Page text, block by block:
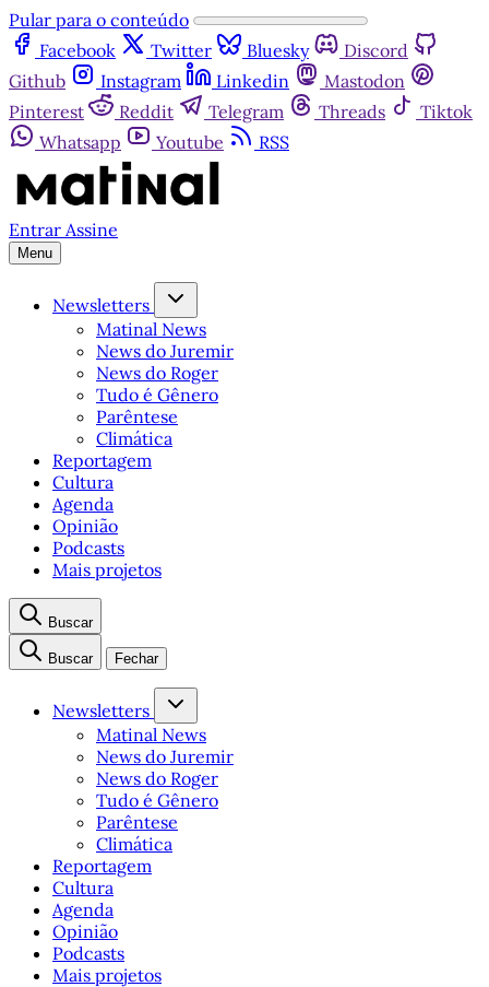
Pular para o conteúdo
Facebook
Twitter Bluesky
Discord
Github
Instagram Linkedin
Mastodon
Pinterest
Reddit Telegram Threads
Tiktok
Whatsapp
Youtube RSS
Entrar Assine
Menu
Newsletters
Matinal News
News do Juremir
News do Roger
Tudo é Gênero
Parêntese
Climática
Reportagem
Cultura
Agenda
Opinião
Podcasts
Mais projetos
Buscar
Buscar Fechar
Newsletters
Matinal News
News do Juremir
News do Roger
Tudo é Gênero
Parêntese
Climática
Reportagem
Cultura
Agenda
Opinião
Podcasts
Mais projetos